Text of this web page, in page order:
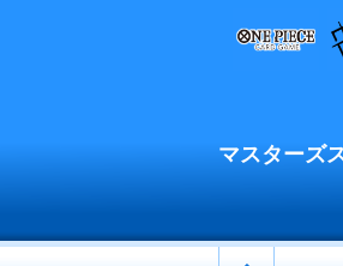
マスターズ